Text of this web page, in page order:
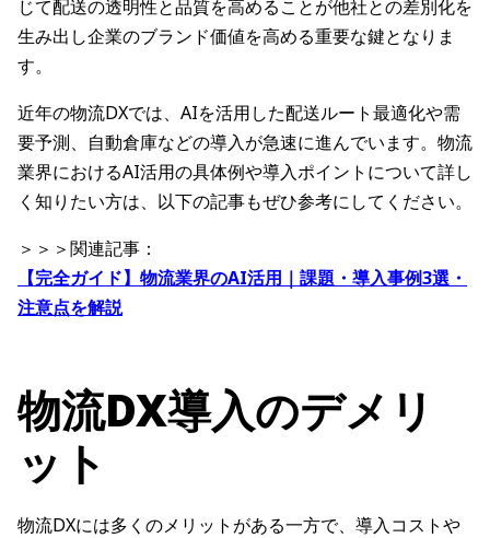
じて配送の透明性と品質を高めることが他社との差別化を
生み出し企業のブランド価値を高める重要な鍵となりま
す。
近年の物流DXでは、AIを活用した配送ルート最適化や需
要予測、自動倉庫などの導入が急速に進んでいます。物流
業界におけるAI活用の具体例や導入ポイントについて詳し
く知りたい方は、以下の記事もぜひ参考にしてください。
＞＞＞関連記事：
【完全ガイド】物流業界のAI活用｜課題・導入事例3選・
注意点を解説
物流DX導入のデメリ
ット
物流DXには多くのメリットがある一方で、導入コストや